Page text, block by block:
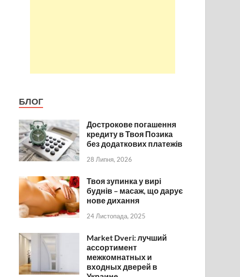
БЛОГ
Дострокове погашення
кредиту в Твоя Позика
без додаткових платежів
28 Липня, 2026
Твоя зупинка у вирі
буднів – масаж, що дарує
нове дихання
24 Листопада, 2025
Market Dveri: лучший
ассортимент
межкомнатных и
входных дверей в